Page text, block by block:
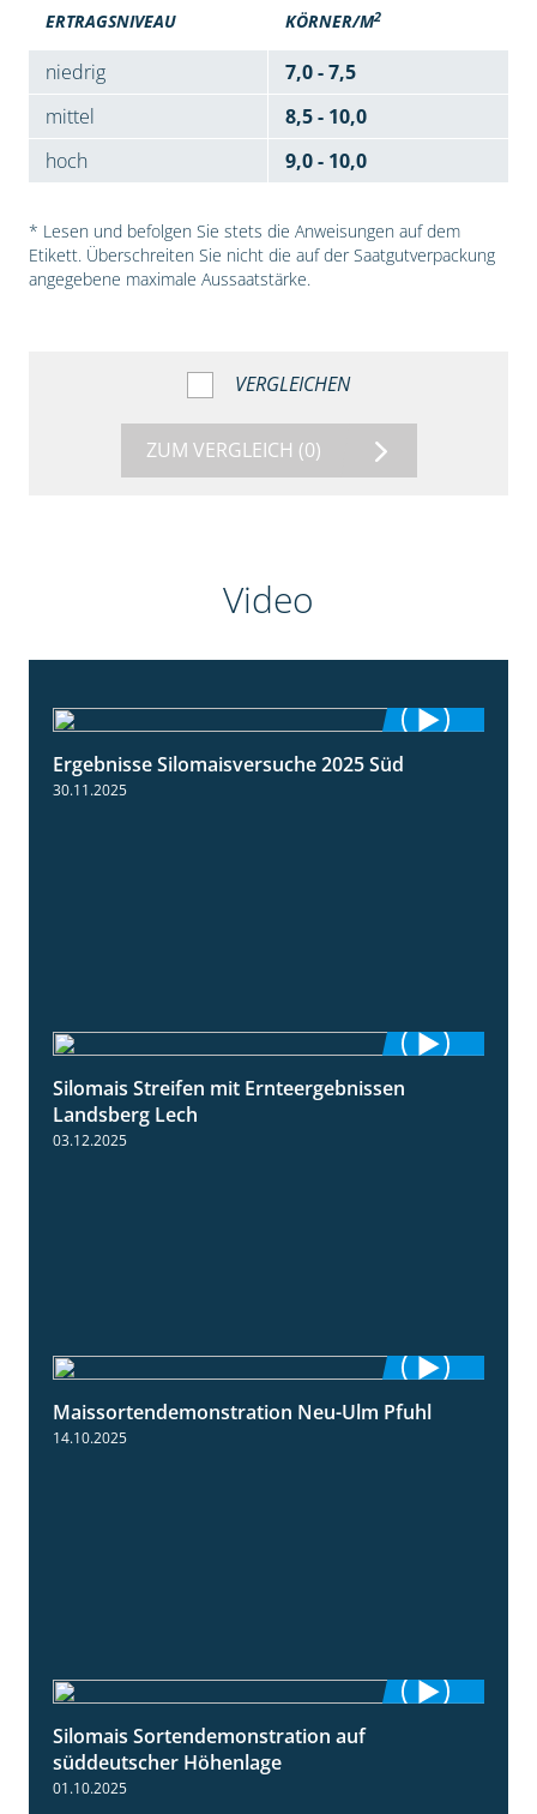
ERTRAGSNIVEAU KÖRNER/M2
niedrig
7,0 - 7,5
mittel
8,5 - 10,0
hoch
9,0 - 10,0
* Lesen und befolgen Sie stets die Anweisungen auf dem
Etikett. Überschreiten Sie nicht die auf der Saatgutverpackung
angegebene maximale Aussaatstärke.
VERGLEICHEN
ZUM VERGLEICH (0)
Video
Ergebnisse Silomaisversuche 2025 Süd
30.11.2025
11:01
Silomais Streifen mit Ernteergebnissen
Landsberg Lech
03.12.2025
7:10
Maissortendemonstration Neu-Ulm Pfuhl
14.10.2025
Silomais Sortendemonstration auf
süddeutscher Höhenlage
01.10.2025